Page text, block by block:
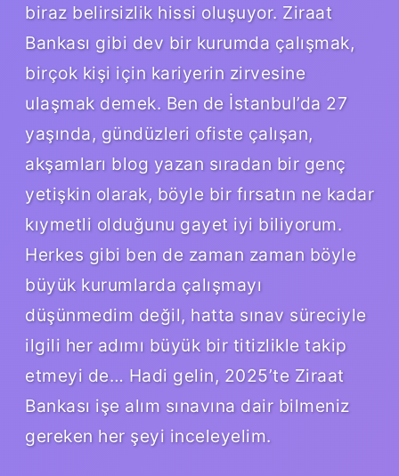
biraz belirsizlik hissi oluşuyor. Ziraat
Bankası gibi dev bir kurumda çalışmak,
birçok kişi için kariyerin zirvesine
ulaşmak demek. Ben de İstanbul’da 27
yaşında, gündüzleri ofiste çalışan,
akşamları blog yazan sıradan bir genç
yetişkin olarak, böyle bir fırsatın ne kadar
kıymetli olduğunu gayet iyi biliyorum.
Herkes gibi ben de zaman zaman böyle
büyük kurumlarda çalışmayı
düşünmedim değil, hatta sınav süreciyle
ilgili her adımı büyük bir titizlikle takip
etmeyi de… Hadi gelin, 2025’te Ziraat
Bankası işe alım sınavına dair bilmeniz
gereken her şeyi inceleyelim.